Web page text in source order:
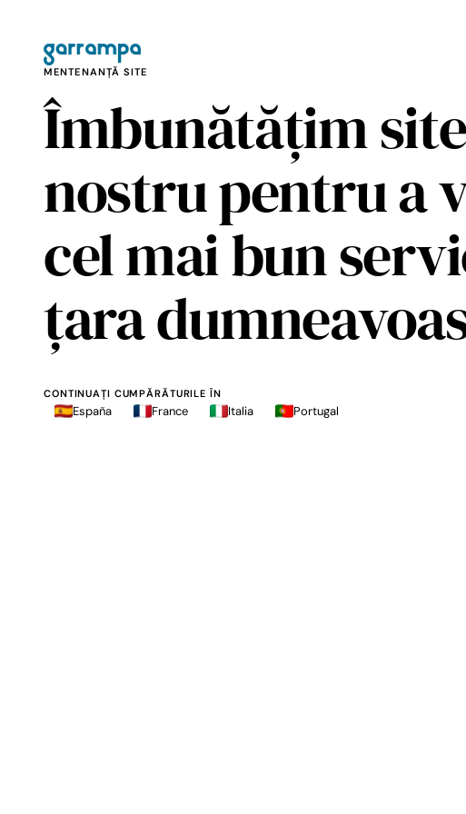
MENTENANȚĂ SITE
Îmbunătățim
nostru pentru a
cel mai bun
țara
CONTINUAȚI CUMPĂRĂTURILE ÎN
España France Italia Portugal